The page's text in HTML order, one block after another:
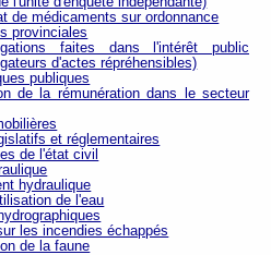
de médicaments sur ordonnance
provinciales
faites dans l'intérêt public
d'actes répréhensibles)
publiques
de la rémunération dans le secteur
et réglementaires
de l'état civil
hydraulique
de l'eau
les incendies échappés
de la faune